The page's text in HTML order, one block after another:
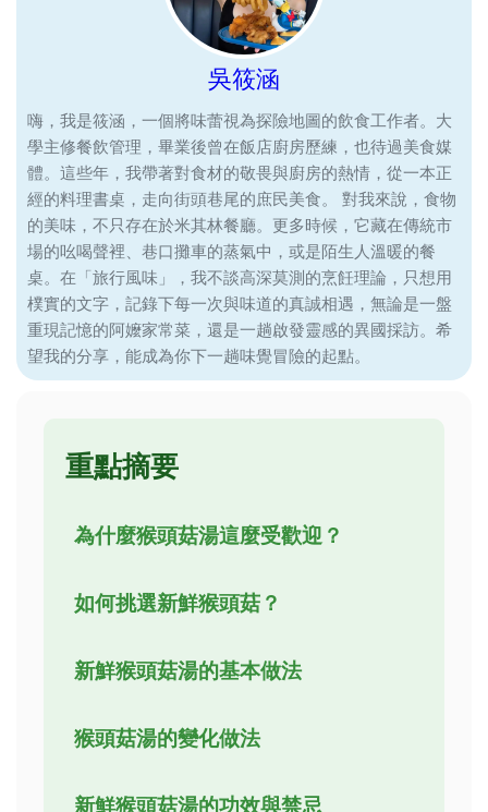
吳筱涵
嗨，我是筱涵，一個將味蕾視為探險地圖的飲食工作者。大
學主修餐飲管理，畢業後曾在飯店廚房歷練，也待過美食媒
體。這些年，我帶著對食材的敬畏與廚房的熱情，從一本正
經的料理書桌，走向街頭巷尾的庶民美食。 對我來說，食物
的美味，不只存在於米其林餐廳。更多時候，它藏在傳統市
場的吆喝聲裡、巷口攤車的蒸氣中，或是陌生人溫暖的餐
桌。在「旅行風味」，我不談高深莫測的烹飪理論，只想用
樸實的文字，記錄下每一次與味道的真誠相遇，無論是一盤
重現記憶的阿嬤家常菜，還是一趟啟發靈感的異國採訪。希
望我的分享，能成為你下一趟味覺冒險的起點。
重點摘要
為什麼猴頭菇湯這麼受歡迎？
如何挑選新鮮猴頭菇？
新鮮猴頭菇湯的基本做法
猴頭菇湯的變化做法
新鮮猴頭菇湯的功效與禁忌